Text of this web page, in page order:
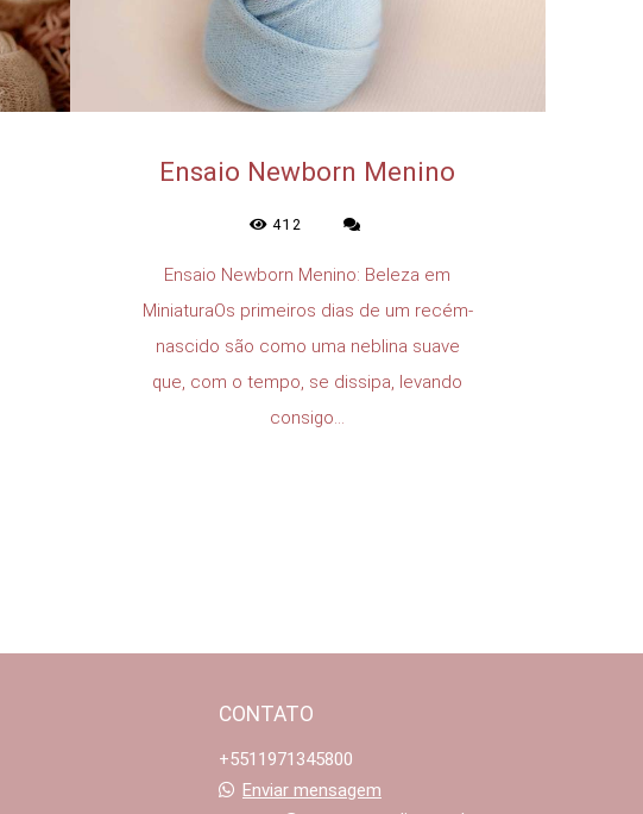
Ensaio Newborn Menino
412
Ensaio Newborn Menino: Beleza em
MiniaturaOs primeiros dias de um recém-
nascido são como uma neblina suave
que, com o tempo, se dissipa, levando
consigo...
CONTATO
+5511971345800
Enviar mensagem